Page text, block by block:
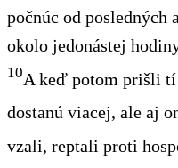
počnúc od posledných
okolo jedonástej
10A keď potom prišli tí
dostanú viacej, ale aj
vzali, reptali proti